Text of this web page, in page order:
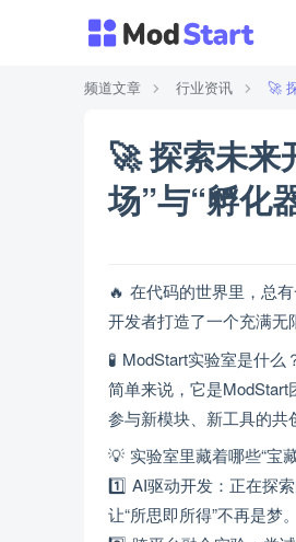
频道文章 行业资讯 🚀
🚀 探索未
场”与“孵化
🔥 在代码的世界里，总
开发者打造了一个充满无
🧪 ModStart实验室是什么
简单来说，它是ModStart
参与新模块、新工具的共
💡 实验室里藏着哪些“宝
1️⃣ AI驱动开发：正在探
让“所思即所得”不再是梦。